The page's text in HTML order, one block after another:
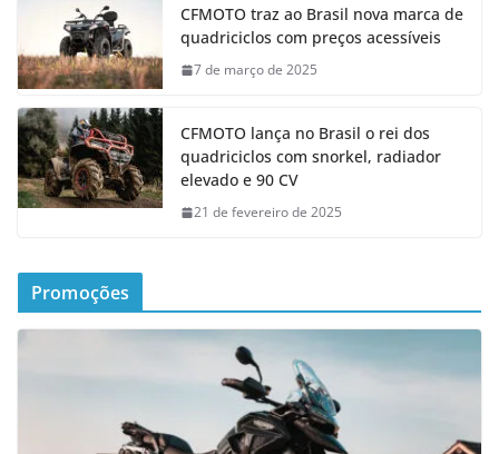
CFMOTO traz ao Brasil nova marca de
quadriciclos com preços acessíveis
7 de março de 2025
CFMOTO lança no Brasil o rei dos
quadriciclos com snorkel, radiador
elevado e 90 CV
21 de fevereiro de 2025
Promoções